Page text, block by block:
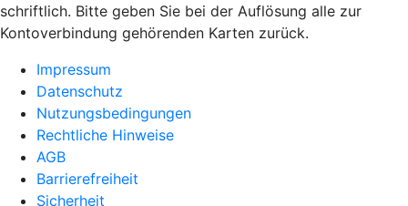
schriftlich. Bitte geben Sie bei der Auflösung alle zur
Kontoverbindung gehörenden Karten zurück.
Impressum
Datenschutz
Nutzungsbedingungen
Rechtliche Hinweise
AGB
Barrierefreiheit
Sicherheit